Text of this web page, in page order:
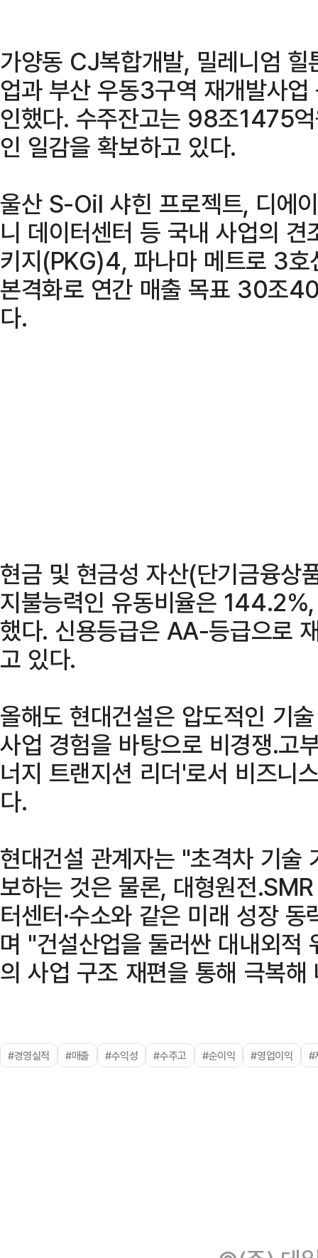
가양동 CJ복합개발, 밀레니엄
업과 부산 우동3구역 재개발사
인했다. 수주잔고는 98조1475
인 일감을 확보하고 있다.
울산 S-Oil 샤힌 프로젝트, 디에
니 데이터센터 등 국내 사업의
키지(PKG)4, 파나마 메트로 3호
본격화로 연간 매출 목표 30조
다.
현금 및 현금성 자산(단기금융
지불능력인 유동비율은
했다. 신용등급은 AA-등급으로
고 있다.
올해도 현대건설은 압도적인 기
사업 경험을 바탕으로 비경쟁․고
너지 트랜지션 리더'로서 비즈니
다.
현대건설 관계자는 "초격차 기술
보하는 것은 물론, 대형원전
터센터·수소와 같은 미래 성장
며 "건설산업을 둘러싼 대내외적
의 사업 구조 재편을 통해 극복
#경영실적 #매출 #수익성 #수주고 #순이익 #영업이익 #